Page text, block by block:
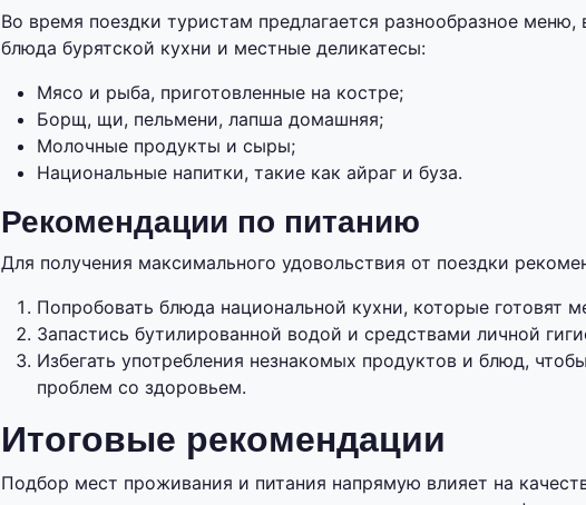
Во время поездки туристам предлагается разнообразное
блюда бурятской кухни и местные деликатесы:
Мясо и рыба, приготовленные на костре;
Борщ, щи, пельмени, лапша домашняя;
Молочные продукты и сыры;
Национальные напитки, такие как айраг и буза.
Рекомендации по питанию
Для получения максимального удовольствия от поездки
Попробовать блюда национальной кухни, которые готовят
Запастись бутилированной водой и средствами личной
Избегать употребления незнакомых продуктов и блюд,
проблем со здоровьем.
Итоговые рекомендации
Подбор мест проживания и питания напрямую влияет на